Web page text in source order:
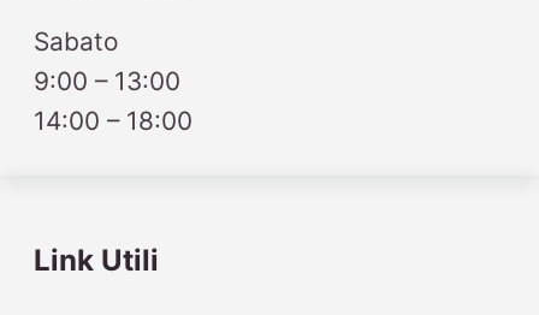
Sabato
9:00 – 13:00
14:00 – 18:00
Link Utili